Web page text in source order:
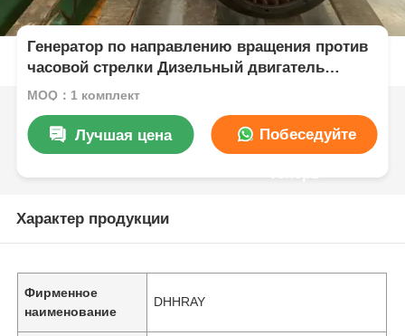
Генератор по направлению вращения против
часовой стрелки Дизельный двигатель
Номинальная мощность 12,5 КВт
энергии
MOQ：1 комплект
Лучшая цена Побеседуйте
Характер продукции
Фирменное
наименование
DHHRAY